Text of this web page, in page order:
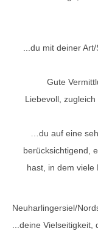
...du mit deiner
Gute
Liebevoll,
…du auf eine
berücksichtigend,
hast, in dem viele
Neuharlingersiel/
...deine Vielseitigkeit,